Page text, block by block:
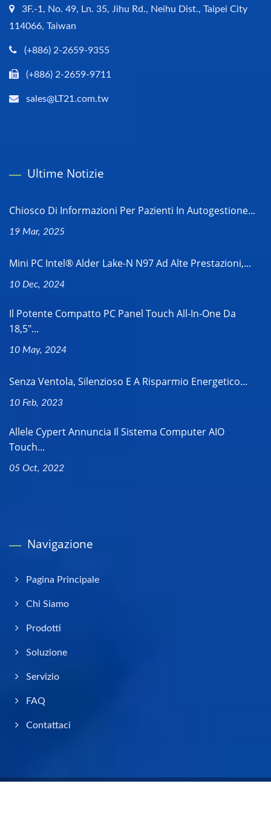
3F.-1, No. 49, Ln. 35, Jihu Rd., Neihu Dist., Taipei City
114066, Taiwan
(+886) 2-2659-9355
(+886) 2-2659-9711
sales@LT21.com.tw
Ultime Notizie
Chiosco Di Informazioni Per Pazienti In Autogestione...
19 Mar, 2025
Mini PC Intel® Alder Lake-N N97 Ad Alte Prestazioni,...
10 Dec, 2024
Il Potente Compatto PC Panel Touch All-In-One Da
18,5"...
10 May, 2024
Senza Ventola, Silenzioso E A Risparmio Energetico...
10 Feb, 2023
Allele Cypert Annuncia Il Sistema Computer AIO
Touch...
05 Oct, 2022
Navigazione
Pagina Principale
Chi Siamo
Prodotti
Soluzione
Servizio
FAQ
Contattaci